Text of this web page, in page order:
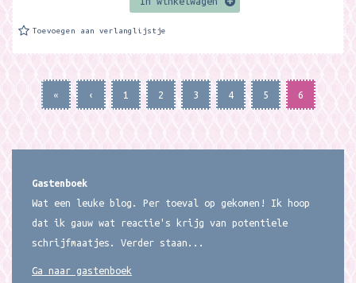
Toevoegen aan verlanglijstje
« ‹ 1 2 3 4 5 6
Gastenboek
Wat een leuke blog. Per toeval op gekomen! Ik hoop
dat ik gauw wat reactie's krijg van potentiele
schrijfmaatjes. Verder staan...
Ga naar gastenboek